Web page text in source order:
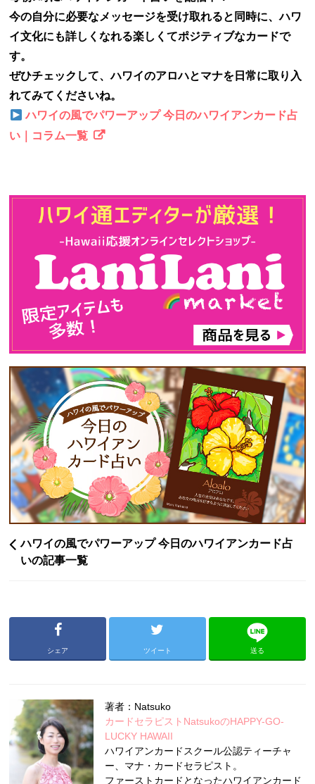
今の自分に必要なメッセージを受け取れると同時に、ハワ
イ文化にも詳しくなれる楽しくてポジティブなカードで
す。
ぜひチェックして、ハワイのアロハとマナを日常に取り入
れてみてくださいね。
ハワイの風でパワーアップ 今日のハワイアンカード占
い｜コラム一覧
ハワイの風でパワーアップ 今日のハワイアンカード占
いの記事一覧
シェア ツイート 送る
著者：Natsuko
カードセラピストNatsukoのHAPPY-GO-
LUCKY HAWAII
ハワイアンカードスクール公認ティーチャ
ー、マナ・カードセラピスト。
ファーストカードとなったハワイアンカード